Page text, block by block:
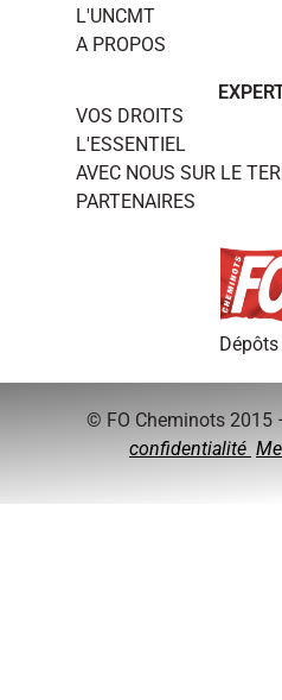
L'UNCMT
A PROPOS
VOS DROITS
L'ESSENTIEL
AVEC NOUS SUR LE
PARTENAIRES
© FO Cheminots 2015
confidentialité